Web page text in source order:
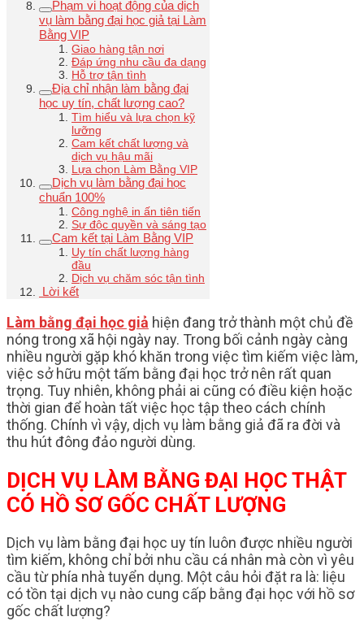
Phạm vi hoạt động của dịch
vụ làm bằng đại học giả tại Làm
Bằng VIP
Giao hàng tận nơi
Đáp ứng nhu cầu đa dạng
Hỗ trợ tận tình
Địa chỉ nhận làm bằng đại
học uy tín, chất lượng cao?
Tìm hiểu và lựa chọn kỹ
lưỡng
Cam kết chất lượng và
dịch vụ hậu mãi
Lựa chọn Làm Bằng VIP
Dịch vụ làm bằng đại học
chuẩn 100%
Công nghệ in ấn tiên tiến
Sự độc quyền và sáng tạo
Cam kết tại Làm Bằng VIP
Uy tín chất lượng hàng
đầu
Dịch vụ chăm sóc tận tình
Lời kết
Làm bằng đại học giả hiện đang trở thành một chủ đề
nóng trong xã hội ngày nay. Trong bối cảnh ngày càng
nhiều người gặp khó khăn trong việc tìm kiếm việc làm,
việc sở hữu một tấm bằng đại học trở nên rất quan
trọng. Tuy nhiên, không phải ai cũng có điều kiện hoặc
thời gian để hoàn tất việc học tập theo cách chính
thống. Chính vì vậy, dịch vụ làm bằng giả đã ra đời và
thu hút đông đảo người dùng.
DỊCH VỤ LÀM BẰNG ĐẠI HỌC THẬT
CÓ HỒ SƠ GỐC CHẤT LƯỢNG
Dịch vụ làm bằng đại học uy tín luôn được nhiều người
tìm kiếm, không chỉ bởi nhu cầu cá nhân mà còn vì yêu
cầu từ phía nhà tuyển dụng. Một câu hỏi đặt ra là: liệu
có tồn tại dịch vụ nào cung cấp bằng đại học với hồ sơ
gốc chất lượng?